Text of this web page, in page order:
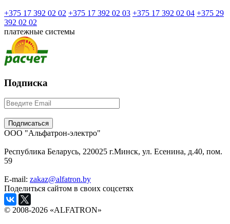
+375 17 392 02 02 +375 17 392 02 03 +375 17 392 02 04 +375 29
392 02 02
платежные системы
Подписка
ООО "Альфатрон-электро"
Республика Беларусь, 220025 г.Минск, ул. Есенина, д.40, пом.
59
E-mail: zakaz@alfatron.by
Поделиться сайтом в своих соцсетях
© 2008-2026 «ALFATRON»